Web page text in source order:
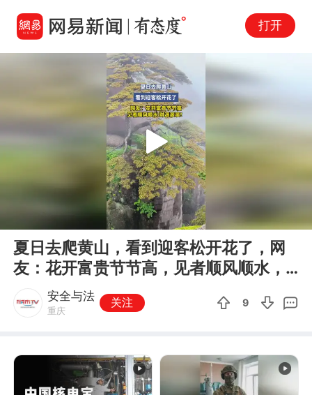
打开
Play
夏日去爬黄山，看到迎客松开花了，网
友：花开富贵节节高，见者顺风顺水，
财源滚滚！
安全与法
重庆
关注 9